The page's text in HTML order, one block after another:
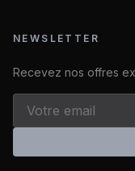
NEWSLETTER
Recevez nos offres